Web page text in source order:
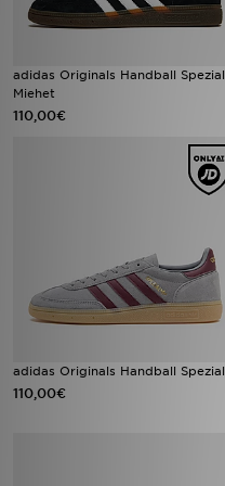
adidas Originals Handball Spezial
Miehet
110,00€
adidas Originals Handball Spezial
110,00€